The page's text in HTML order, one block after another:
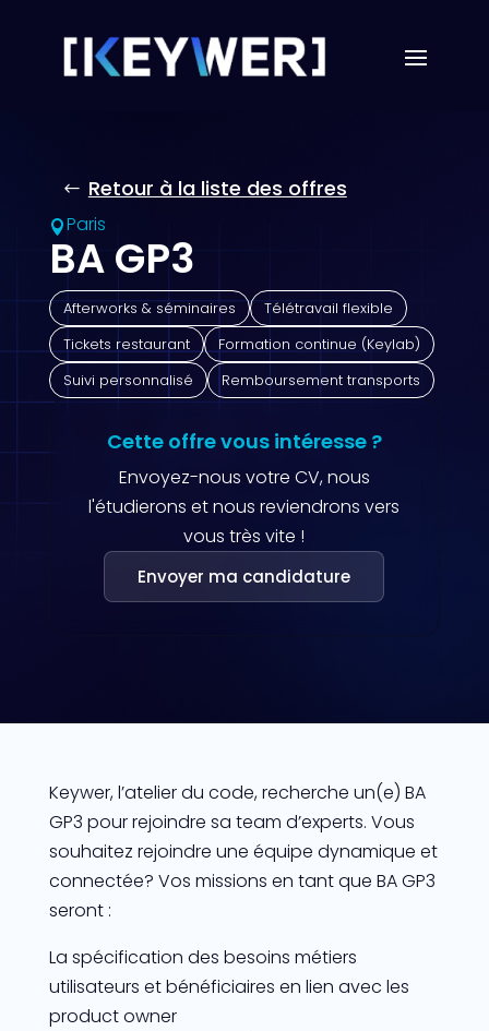
Retour à la liste des offres
Paris
BA GP3
Afterworks & séminaires
Télétravail flexible
Tickets restaurant
Formation continue (Keylab)
Suivi personnalisé
Remboursement transports
Cette offre vous intéresse ?
Envoyez-nous votre CV, nous
l'étudierons et nous reviendrons vers
vous très vite !
Envoyer ma candidature
Keywer, l’atelier du code, recherche un(e) BA
GP3 pour rejoindre sa team d’experts. Vous
souhaitez rejoindre une équipe dynamique et
connectée? Vos missions en tant que BA GP3
seront :
La spécification des besoins métiers
utilisateurs et bénéficiaires en lien avec les
product owner